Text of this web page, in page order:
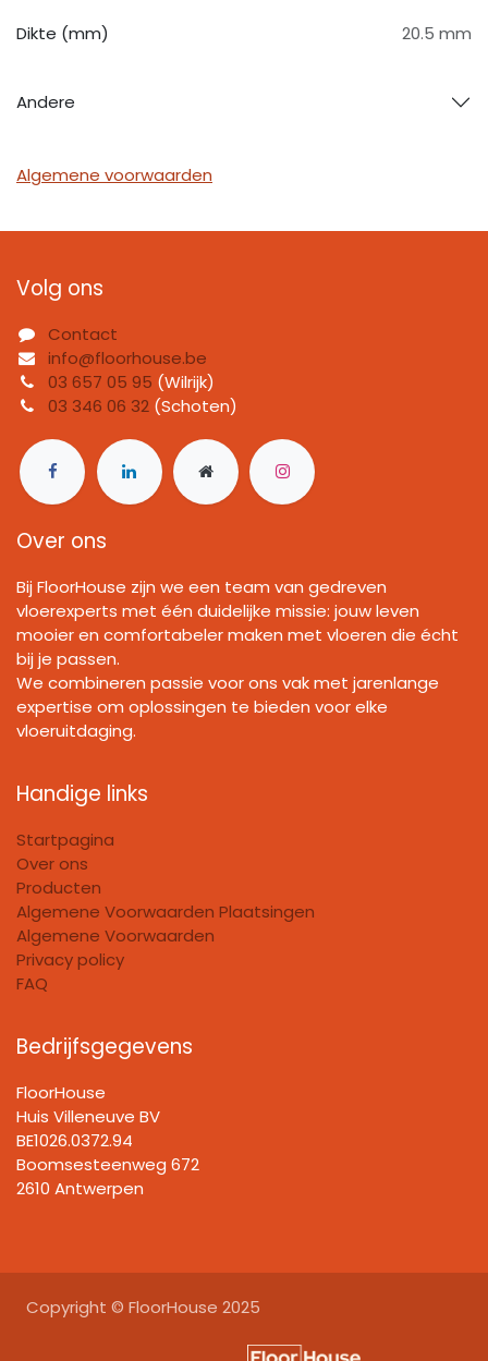
Dikte (mm) 20.5 mm
Andere
Algemene voorwaarden
Volg ons
Contact
info@floorhouse.be
03 657 05 95 (Wilrijk)
03 346 06 32 (Schoten)
Over ons
Bij FloorHouse zijn we een team van gedreven
vloerexperts met één duidelijke missie: jouw leven
mooier en comfortabeler maken met vloeren die écht
bij je passen.
We combineren passie voor ons vak met jarenlange
expertise om oplossingen te bieden voor elke
vloeruitdaging.
Handige links
Startpagina
Over ons
Producten
Algemene Voorwaarden Plaatsingen
Algemene Voorwaarden
Privacy policy
FAQ
Bedrijfsgegevens
FloorHouse
Huis Villeneuve BV​
BE1026.0372.94
Boomsesteenweg 672
2610 Antwerpen
Copyright © FloorHouse 2025